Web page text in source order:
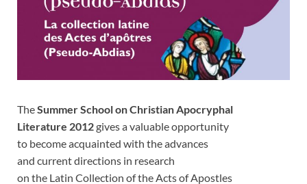
TheSummer School on Christian Apocryphal
Literature 2012gives a valuable opportunity
to become acquainted with the advances
and current directions in research
on the Latin Collection of the Acts of Apostles